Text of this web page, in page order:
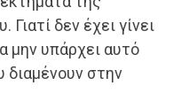
δεν έχει γίνει
μην υπάρχει αυτό
στην